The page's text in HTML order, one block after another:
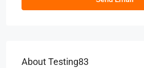
About Testing83